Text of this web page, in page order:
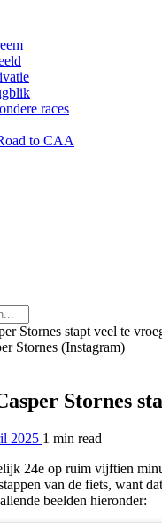
races
to CAA
Stornes (Instagram)
Stornes
2025 1 min read
24e op ruim vijftien
van de fiets, want
beelden hieronder: